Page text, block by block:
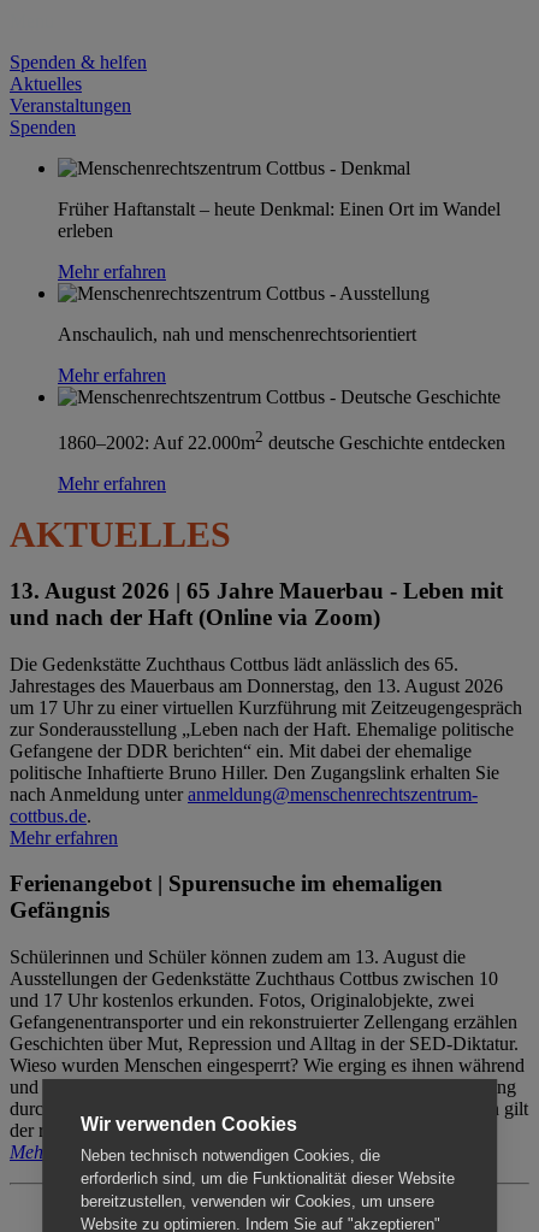
Spenden & helfen
Aktuelles
Veranstaltungen
Spenden
Früher Haftanstalt – heute Denkmal: Einen Ort im Wandel
erleben
Mehr erfahren
Anschaulich, nah und menschenrechtsorientiert
Mehr erfahren
1860–2002: Auf 22.000m2 deutsche Geschichte entdecken
Mehr erfahren
AKTUELLES
13. August 2026 | 65 Jahre Mauerbau - Leben mit
und nach der Haft (Online via Zoom)
Die Gedenkstätte Zuchthaus Cottbus lädt anlässlich des 65.
Jahrestages des Mauerbaus am Donnerstag, den 13. August 2026
um 17 Uhr zu einer virtuellen Kurzführung mit Zeitzeugengespräch
zur Sonderausstellung „Leben nach der Haft. Ehemalige politische
Gefangene der DDR berichten“ ein. Mit dabei der ehemalige
politische Inhaftierte Bruno Hiller. Den Zugangslink erhalten Sie
nach Anmeldung unteranmeldung@menschenrechtszentrum-
cottbus.de.
Mehr erfahren
Ferienangebot | Spurensuche im ehemaligen
Gefängnis
Schülerinnen und Schüler können zudem am 13. August die
Ausstellungen der Gedenkstätte Zuchthaus Cottbus zwischen 10
und 17 Uhr kostenlos erkunden. Fotos, Originalobjekte, zwei
Gefangenentransporter und ein rekonstruierter Zellengang erzählen
Geschichten über Mut, Repression und Alltag in der SED-Diktatur.
Wieso wurden Menschen eingesperrt? Wie erging es ihnen während
und nach der Haft? Der Besuch erfolgt individuell ohne Betreuung
durch das Menschenrechtszentrum Cottbus. Für Begleitpersonen gilt
der reguläre Eintritt (8€ / ermäßigt 5€).
Mehr erfahren
Wir verwenden Cookies
Neben technisch notwendigen Cookies, die
erforderlich sind, um die Funktionalität dieser Website
bereitzustellen, verwenden wir Cookies, um unsere
Website zu optimieren. Indem Sie auf "akzeptieren"